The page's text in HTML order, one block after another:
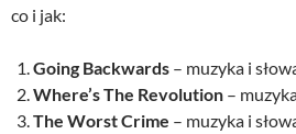
co i jak:
Going Backwards – muzyka i
Where’s The Revolution –
The Worst Crime – muzyka i